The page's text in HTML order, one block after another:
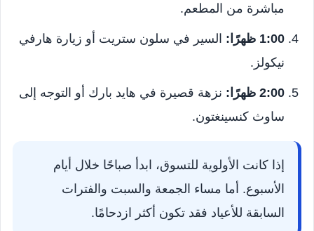
مباشرة من المطعم.
1:00 ظهرًا:
السير في سلون ستريت أو زيارة هارفي
نيكولز.
2:00 ظهرًا:
نزهة قصيرة في هايد بارك أو التوجه إلى
ساوث كنسينغتون.
إذا كانت الأولوية للتسوق، ابدأ صباحًا خلال أيام
الأسبوع. أما مساء الجمعة والسبت والفترات
السابقة للأعياد فقد تكون أكثر ازدحامًا.